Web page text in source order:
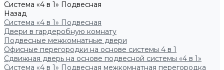
Система «4 в 1» Подвесная
Назад
Система «4 в 1» Подвесная
Двери в гардеробную комнату
Подвесные межкомнатные двери
Офисные перегородки на основе системы 4 в 1
Сдвижная дверь на основе подвесной системы «4 в 1»
Система «4 в 1» Подвесная межкомнатная перегородка